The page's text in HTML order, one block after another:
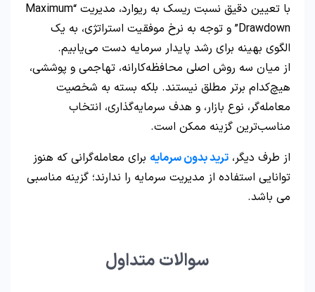
با تعیین دقیق نسبت ریسک به ریوارد، مدیریت “Maximum
Drawdown” و توجه به نرخ موفقیت استراتژی، به یک
الگوی بهینه برای رشد پایدار سرمایه دست می‌یابیم.
از میان سه روش اصلی محافظه‌کارانه، تهاجمی و پوششی،
هیچ‌کدام برتر مطلق نیستند. بلکه بسته به شخصیت
معامله‌گر، نوع بازار، و هدف سرمایه‌گذاری، انتخاب
مناسب‌ترین گزینه ممکن است.
از طرف دیگر، ترید بدون سرمایه برای معامله‌گرانی که هنوز
توانایی استفاده از مدیریت سرمایه را ندارند؛ گزینه مناسبی
می باشد.
سوالات متداول